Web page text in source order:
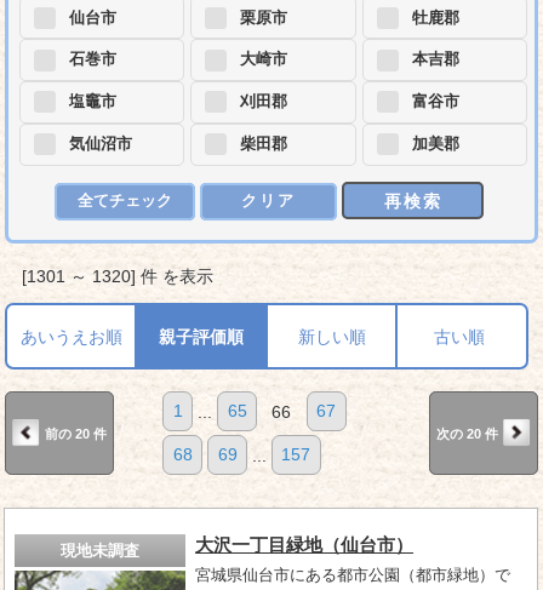
仙台市
石巻市
塩竈市
気仙沼市
栗原市
大崎市
刈田郡
柴田郡
牡鹿郡
本吉郡
富谷市
加美郡
全てチェック クリア 再検索
[1301 ～ 1320] 件 を表示
あいうえお順 親子評価順 新しい順 古い順
前の 20 件
1 65 66 67
68 69 157
次の 20 件
現地未調査 大沢一丁目緑地（仙台市）
宮城県仙台市にある都市公園（都市緑地）で